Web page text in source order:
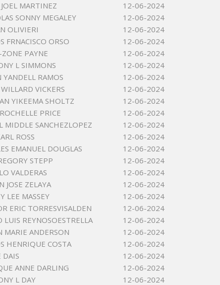
MARTINEZ
12-06-2024
SONNY MEGALEY
12-06-2024
OLIVIERI
12-06-2024
FRNACISCO ORSO
12-06-2024
PAYNE
12-06-2024
L SIMMONS
12-06-2024
YANDELL RAMOS
12-06-2024
VICKERS
12-06-2024
YIKEEMA SHOLTZ
12-06-2024
PRICE
12-06-2024
MIDDLE SANCHEZLOPEZ
12-06-2024
ROSS
12-06-2024
EMANUEL DOUGLAS
12-06-2024
STEPP
12-06-2024
VALDERAS
12-06-2024
JOSE ZELAYA
12-06-2024
LEE MASSEY
12-06-2024
ERIC TORRESVISALDEN
12-06-2024
LUIS REYNOSOESTRELLA
12-06-2024
MARIE ANDERSON
12-06-2024
HENRIQUE COSTA
12-06-2024
DAIS
12-06-2024
ANNE DARLING
12-06-2024
L DAY
12-06-2024